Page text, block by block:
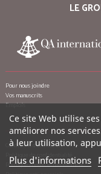
LE
Pour nous joindre
Vos manuscrits
Emplois
Conditions d’utilisation
Politique de confidentialité
Politique contre le harcèlement
Ce site Web utilise
améliorer nos
à leur utilisation,
Plus d'informations